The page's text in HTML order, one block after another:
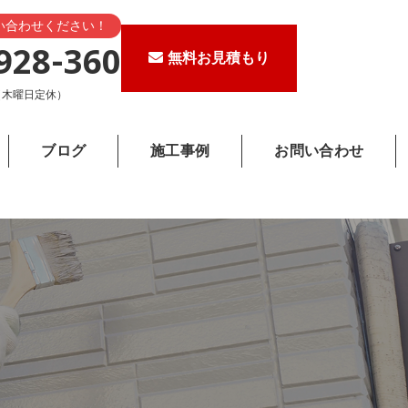
わせください！
360
曜日定休）
無料お見積もり
ブログ 施工事例 お問い合わせ